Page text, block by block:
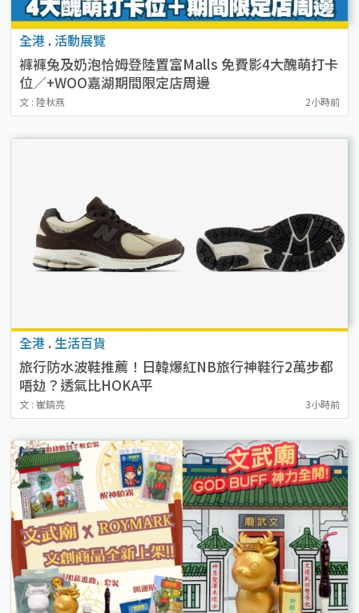
全港 . 活動展覽
褲褲兔及奶泡恰姆登陸置富Malls 免費影4大醜萌打卡
位／+WOO嘉湖期間限定店周邊
文 : 陸秋燕 2小時前
全港 . 生活百貨
旅行防水波鞋推薦！日韓爆紅NB旅行神鞋行2萬步都
唔攰？透氣比HOKA平
文 : 崔鎬亮 3小時前